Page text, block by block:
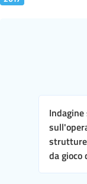
da gioco